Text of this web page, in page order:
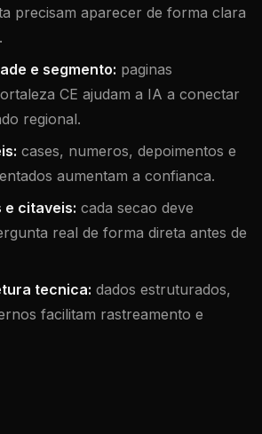
precisam aparecer de forma clara
e segmento: paginas
CE ajudam a IA a conectar
regional.
cases, numeros, depoimentos e
aumentam a confianca.
e citaveis: cada secao deve
real de forma direta antes de
tecnica: dados estruturados,
facilitam rastreamento e